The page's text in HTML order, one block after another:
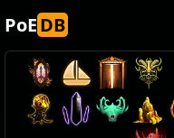
PoEDB